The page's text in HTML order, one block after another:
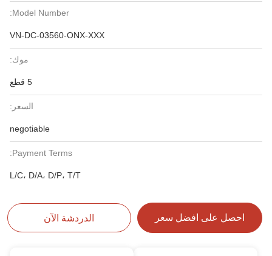
Model Number:
VN-DC-03560-ONX-XXX
موك:
5 قطع
السعر:
negotiable
Payment Terms:
L/C، D/A، D/P، T/T
احصل على افضل سعر الدردشة الآن